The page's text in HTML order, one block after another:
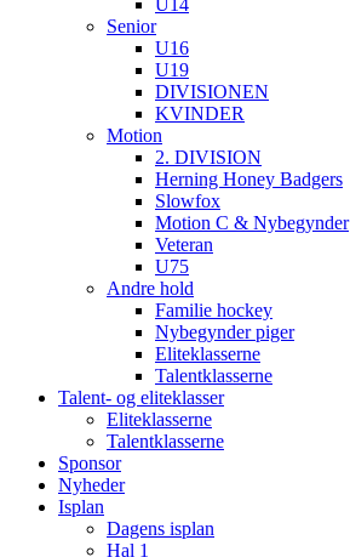
U14
Senior
U16
U19
DIVISIONEN
KVINDER
Motion
2. DIVISION
Herning Honey Badgers
Slowfox
Motion C & Nybegynder
Veteran
U75
Andre hold
Familie hockey
Nybegynder piger
Eliteklasserne
Talentklasserne
Talent- og eliteklasser
Eliteklasserne
Talentklasserne
Sponsor
Nyheder
Isplan
Dagens isplan
Hal 1